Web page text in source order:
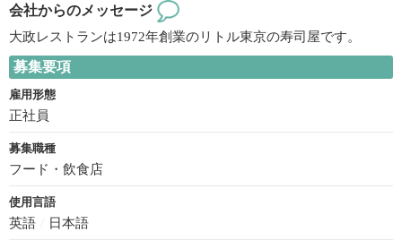
会社からのメッセージ
大政レストランは1972年創業のリトル東京の寿司屋です。
募集要項
雇用形態
正社員
募集職種
フード・飲食店
使用言語
英語 日本語